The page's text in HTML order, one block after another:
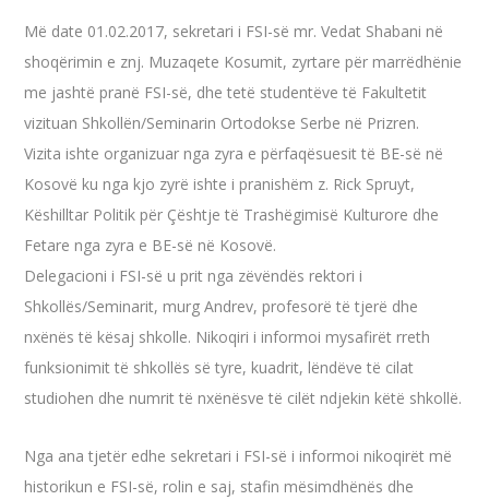
Më date 01.02.2017, sekretari i FSI-së mr. Vedat Shabani në
shoqërimin e znj. Muzaqete Kosumit, zyrtare për marrëdhënie
me jashtë pranë FSI-së, dhe tetë studentëve të Fakultetit
vizituan Shkollën/Seminarin Ortodokse Serbe në Prizren.
Vizita ishte organizuar nga zyra e përfaqësuesit të BE-së në
Kosovë ku nga kjo zyrë ishte i pranishëm z. Rick Spruyt,
Këshilltar Politik për Çështje të Trashëgimisë Kulturore dhe
Fetare nga zyra e BE-së në Kosovë.
Delegacioni i FSI-së u prit nga zëvëndës rektori i
Shkollës/Seminarit, murg Andrev, profesorë të tjerë dhe
nxënës të kësaj shkolle. Nikoqiri i informoi mysafirët rreth
funksionimit të shkollës së tyre, kuadrit, lëndëve të cilat
studiohen dhe numrit të nxënësve të cilët ndjekin këtë shkollë.
Nga ana tjetër edhe sekretari i FSI-së i informoi nikoqirët më
historikun e FSI-së, rolin e saj, stafin mësimdhënës dhe